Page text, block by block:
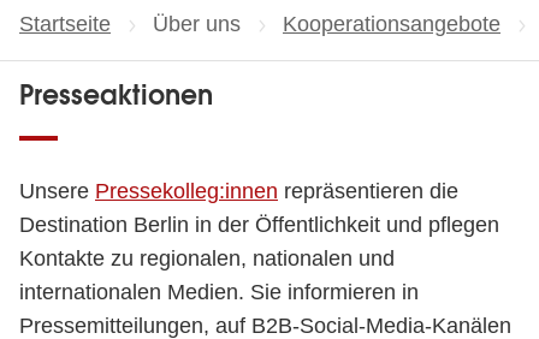
Startseite Über uns Kooperationsangebote
Presseaktionen
Unsere Pressekolleg:innen repräsentieren die
Destination Berlin in der Öffentlichkeit und pflegen
Kontakte zu regionalen, nationalen und
internationalen Medien. Sie informieren in
Pressemitteilungen, auf B2B-Social-Media-Kanälen